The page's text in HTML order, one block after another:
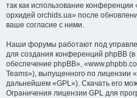
так как использование
орхидей orchids.ua» после
ваше согласие с ними.
Наши форумы работают под
для создания конференций phpBB
обеспечение phpBB»,
Teams»), выпущенного по лицензии «
дальнейшем «GPL»). Скачать его
Ограничения лицензии GPL для